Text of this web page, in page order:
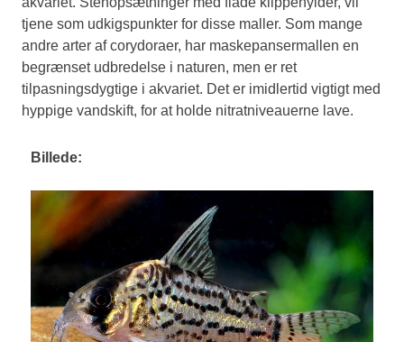
tjene som udkigspunkter for disse maller. Som mange
andre arter af corydoraer, har maskepansermallen en
begrænset udbredelse i naturen, men er ret
tilpasningsdygtige i akvariet. Det er imidlertid vigtigt med
hyppige vandskift, for at holde nitratniveauerne lave.
Billede: